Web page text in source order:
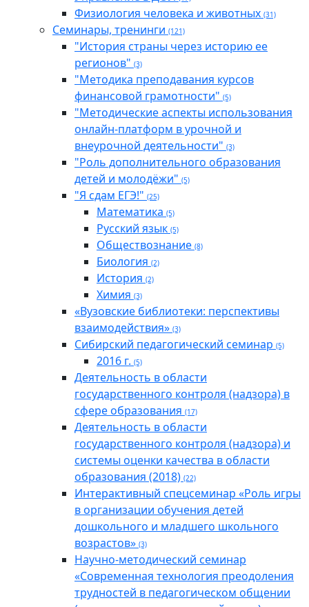
Физиология человека и животных (31)
Семинары, тренинги (121)
"История страны через историю ее
регионов" (3)
"Методика преподавания курсов
финансовой грамотности" (5)
"Методические аспекты использования
онлайн-платформ в урочной и
внеурочной деятельности" (3)
"Роль дополнительного образования
детей и молодёжи" (5)
"Я сдам ЕГЭ!" (25)
Математика (5)
Русский язык (5)
Обществознание (8)
Биология (2)
История (2)
Химия (3)
«Вузовские библиотеки: перспективы
взаимодействия» (3)
Cибирский педагогический семинар (5)
2016 г. (5)
Деятельность в области
государственного контроля (надзора) в
сфере образования (17)
Деятельность в области
государственного контроля (надзора) и
системы оценки качества в области
образования (2018) (22)
Интерактивный спецсеминар «Роль игры
в организации обучения детей
дошкольного и младшего школьного
возрастов» (3)
Научно-методический семинар
«Современная технология преодоления
трудностей в педагогическом общении